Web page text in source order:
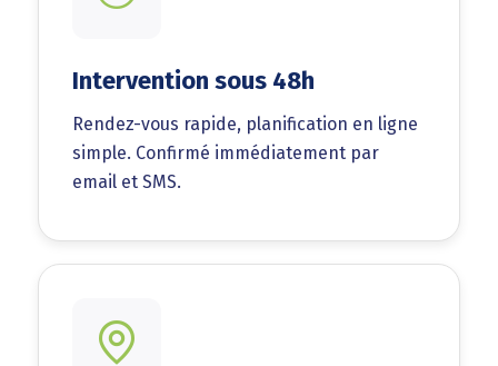
Intervention sous 48h
Rendez-vous rapide, planification en ligne
simple. Confirmé immédiatement par
email et SMS.